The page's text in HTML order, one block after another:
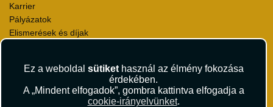
Ez a weboldal sütikethasznál az élmény fokozása
érdekében.
A „Mindent elfogadok”, gombra kattintva elfogadja a
cookie-irányelvünket.
Karrier
Pályázatok
Elismerések és díjak
Utazási Csomag Szerződési Feltételek
Útlemondás-biztosítás Szerződési Feltételek
Utasbiztosítás Szerződési Feltételek